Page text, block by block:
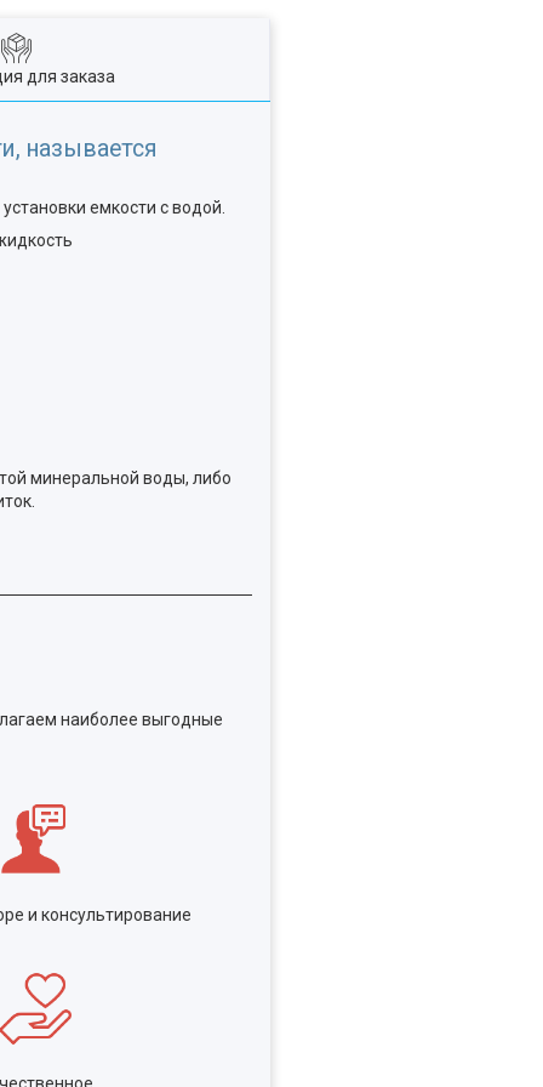
для заказа
называется
емкости с водой.
минеральной воды, либо
наиболее выгодные
и консультирование